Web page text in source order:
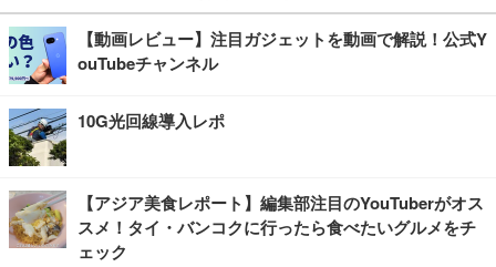
【動画レビュー】注目ガジェットを動画で解説！公式Y
ouTubeチャンネル
10G光回線導入レポ
【アジア美食レポート】編集部注目のYouTuberがオス
スメ！タイ・バンコクに行ったら食べたいグルメをチ
ェック